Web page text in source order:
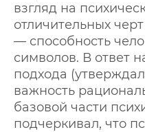
взгляд на
отличительных
— способность
символов. В ответ
подхода
важность
базовой части
подчеркивал, что